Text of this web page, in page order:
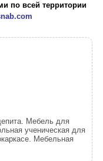
по всей территории
Мебель для
ученическая для
Мебельная